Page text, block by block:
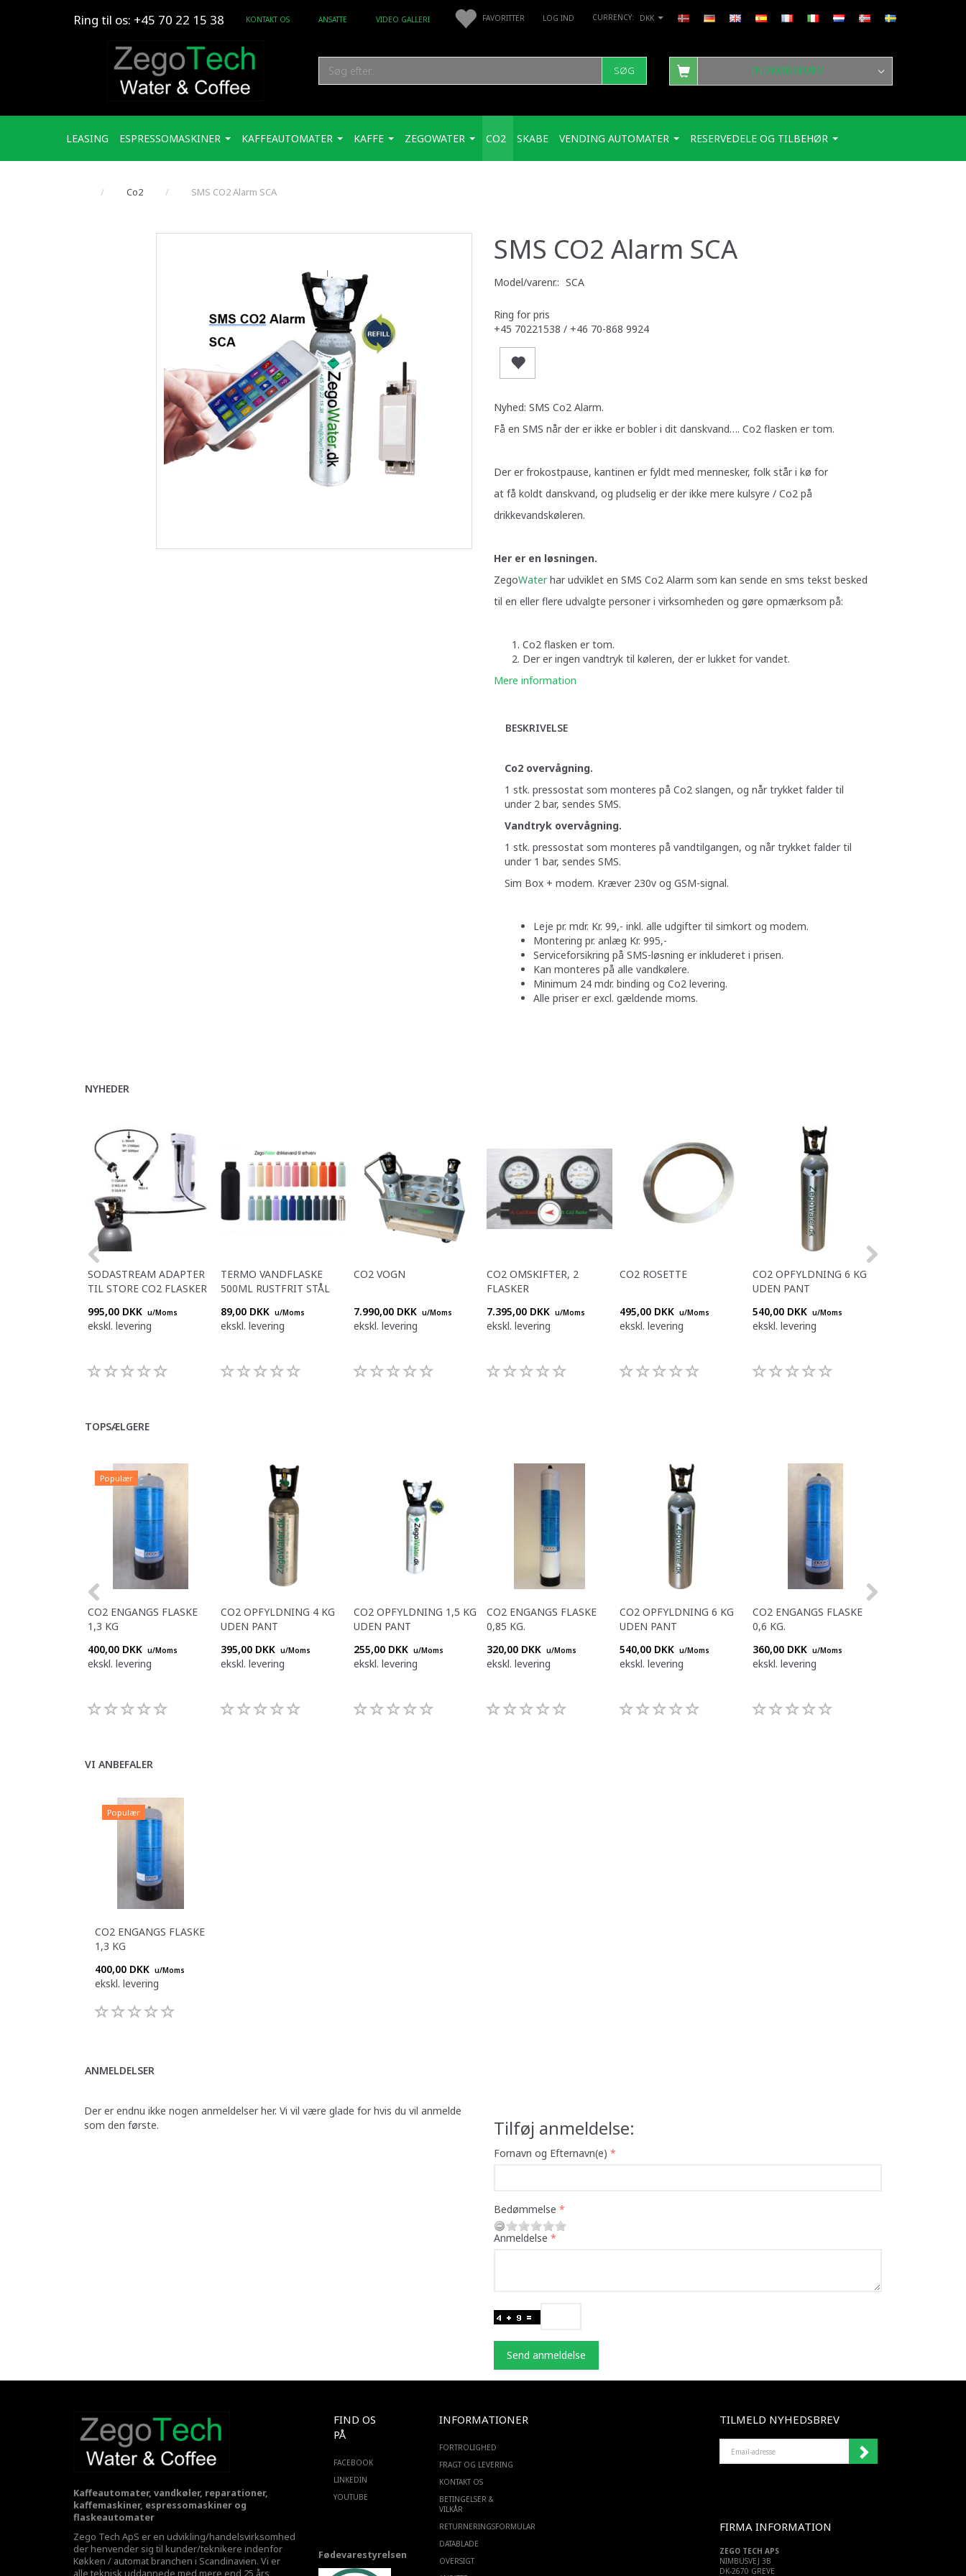
DKK
FAVORITTER LOG IND
Ring til os: +45 70 22 15 38 KONTAKT OS ANSATTE VIDEO GALLERI
SØG INDKØBSKURV
LEASING ESPRESSOMASKINER KAFFEAUTOMATER KAFFE ZEGOWATER CO2 SKABE VENDING AUTOMATER RESERVEDELE OG TILBEHØR
Co2 SMS CO2 Alarm SCA
SMS CO2 Alarm SCA
Model/varenr.: SCA
Ring for pris
+45 70221538 / +46 70-868 9924
Nyhed: SMS Co2 Alarm.
Få en SMS når der er ikke er bobler i dit danskvand…. Co2 flasken er tom.
Der er frokostpause, kantinen er fyldt med mennesker, folk står i kø for
at få koldt danskvand, og pludselig er der ikke mere kulsyre / Co2 på
drikkevandskøleren.
Her er en løsningen.
ZegoWaterhar udviklet en SMS Co2 Alarm som kan sende en sms tekst besked
til en eller flere udvalgte personer i virksomheden og gøre opmærksom på:
Co2 flasken er tom.
Der er ingen vandtryk til køleren, der er lukket for vandet.
Mere information
BESKRIVELSE
Co2 overvågning.
1 stk. pressostat som monteres på Co2 slangen, og når trykket falder til
under 2 bar, sendes SMS.
Vandtryk overvågning.
1 stk. pressostat som monteres på vandtilgangen, og når trykket falder til
under 1 bar, sendes SMS.
Sim Box + modem. Kræver 230v og GSM-signal.
Leje pr. mdr. Kr. 99,- inkl. alle udgifter til simkort og modem.
Montering pr. anlæg Kr. 995,-
Serviceforsikring på SMS-løsning er inkluderet i prisen.
Kan monteres på alle vandkølere.
Minimum 24 mdr. binding og Co2 levering.
Alle priser er excl. gældende moms.
NYHEDER
SODASTREAM ADAPTER
TIL STORE CO2 FLASKER
995,00 DKK u/Moms
ekskl. levering
TERMO VANDFLASKE
500ML RUSTFRIT STÅL
89,00 DKK u/Moms
ekskl. levering
CO2 VOGN
7.990,00 DKK u/Moms
ekskl. levering
CO2 OMSKIFTER, 2
FLASKER
7.395,00 DKK u/Moms
ekskl. levering
CO2 ROSETTE
495,00 DKK u/Moms
ekskl. levering
CO2 OPFYLDNING 6 KG
UDEN PANT
540,00 DKK u/Moms
ekskl. levering
TOPSÆLGERE
Populær
CO2 ENGANGS FLASKE
1,3 KG
400,00 DKK u/Moms
ekskl. levering
CO2 OPFYLDNING 4 KG
UDEN PANT
395,00 DKK u/Moms
ekskl. levering
CO2 OPFYLDNING 1,5 KG
UDEN PANT
255,00 DKK u/Moms
ekskl. levering
CO2 ENGANGS FLASKE
0,85 KG.
320,00 DKK u/Moms
ekskl. levering
CO2 OPFYLDNING 6 KG
UDEN PANT
540,00 DKK u/Moms
ekskl. levering
CO2 ENGANGS FLASKE
0,6 KG.
360,00 DKK u/Moms
ekskl. levering
VI ANBEFALER
Populær
CO2 ENGANGS FLASKE
1,3 KG
400,00 DKK u/Moms
ekskl. levering
ANMELDELSER
Der er endnu ikke nogen anmeldelser her. Vi vil være glade for hvis du vil anmelde
som den første.
Tilføj anmeldelse:
Fornavn og Efternavn(e)
Bedømmelse
Anmeldelse
Send anmeldelse
Kaffeautomater, vandkøler, reparationer,
kaffemaskiner, espressomaskiner og
flaskeautomater
Zego Tech ApS er en udvikling/handelsvirksomhed
der henvender sig til kunder/teknikere indenfor
Køkken / automat branchen i Scandinavien. Vi er
FIND OS
PÅ
FACEBOOK
LINKEDIN
YOUTUBE
Fødevarestyrelsen
INFORMATIONER
FORTROLIGHED
FRAGT OG LEVERING
KONTAKT OS
BETINGELSER &
VILKÅR
RETURNERINGSFORMULAR
DATABLADE
OVERSIGT
TILMELD NYHEDSBREV
ADRESSE
FIRMA INFORMATION
ZEGO TECH APS
NIMBUSVEJ 3B
DK-2670 GREVE